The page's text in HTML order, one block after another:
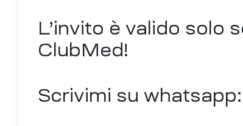
L’invito è valido solo
ClubMed!
Scrivimi su